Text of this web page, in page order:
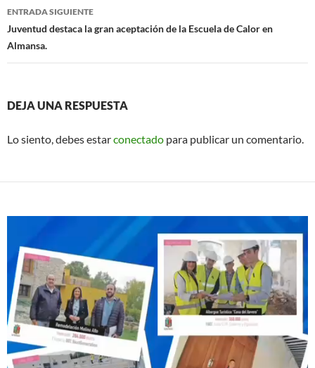
ENTRADA SIGUIENTE
Juventud destaca la gran aceptación de la Escuela de Calor en
Almansa.
DEJA UNA RESPUESTA
Lo siento, debes estarconectado para publicar un comentario.